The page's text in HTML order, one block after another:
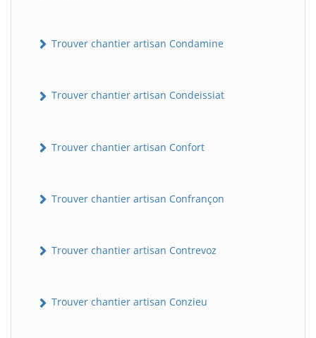
Trouver chantier artisan Condamine
Trouver chantier artisan Condeissiat
Trouver chantier artisan Confort
Trouver chantier artisan Confrançon
Trouver chantier artisan Contrevoz
Trouver chantier artisan Conzieu
B Assistant en ligne